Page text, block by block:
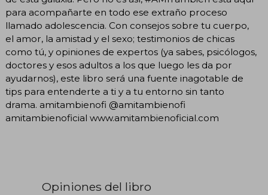
para acompañarte en todo ese extraño proceso
llamado adolescencia. Con consejos sobre tu cuerpo,
el amor, la amistad y el sexo; testimonios de chicas
como tú, y opiniones de expertos (ya sabes, psicólogos,
doctores y esos adultos a los que luego les da por
ayudarnos), este libro será una fuente inagotable de
tips para entenderte a ti y a tu entorno sin tanto
drama. amitambienofi @amitambienofi
amitambienoficial www.amitambienoficial.com
Opiniones del libro